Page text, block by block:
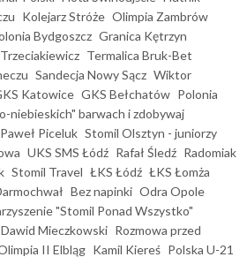
Kolejarz Stróże Olimpia Zambrów
Bydgoszcz Granica Kętrzyn
Termalica Bruk-Bet
Sandecja Nowy Sącz Wiktor
Katowice GKS Bełchatów Polonia
niebieskich" barwach i zdobywaj
Paweł Piceluk Stomil Olsztyn - juniorzy
UKS SMS Łódź Rafał Śledź Radomiak
Stomil Travel ŁKS Łódź ŁKS Łomża
Bez napinki Odra Opole
"Stomil Ponad Wszystko"
Dawid Mieczkowski Rozmowa przed
II Elbląg Kamil Kiereś Polska U-21